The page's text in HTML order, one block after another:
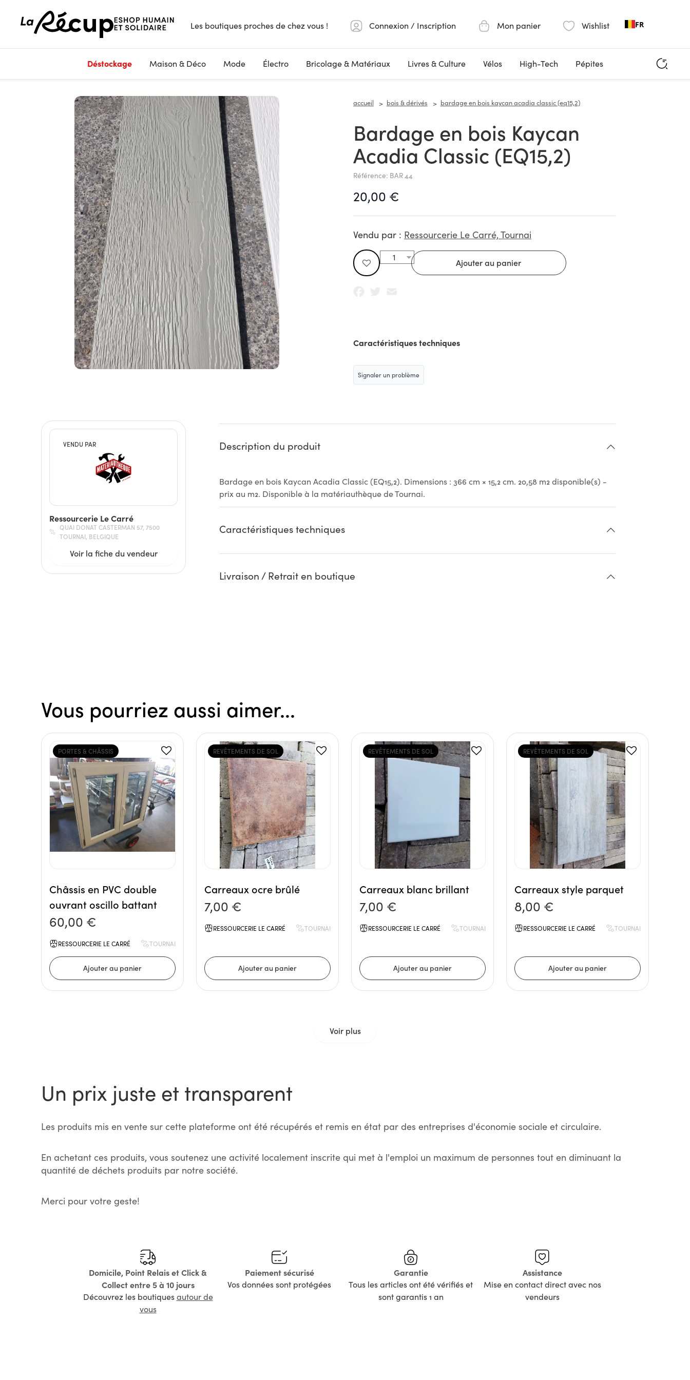
Les boutiques proches de chez vous ! Connexion / Inscription Mon panier Wishlist FR
Déstockage Maison & Déco Mode Électro Bricolage & Matériaux Livres & Culture Vélos High-Tech Pépites
accueil bois & dérivés bardage en bois kaycan acadia classic (eq15,2)
Bardage en bois Kaycan
Acadia Classic (EQ15,2)
Référence: BAR 44
20,00 €
Vendu par : Ressourcerie Le Carré, Tournai
Caractéristiques techniques
Signaler un problème
VENDU PAR
Ressourcerie Le Carré
QUAI DONAT CASTERMAN 57, 7500
TOURNAI, BELGIQUE
Voir la fiche du vendeur
Description du produit
Bardage en bois Kaycan Acadia Classic (EQ15,2). Dimensions : 366 cm × 15,2 cm. 20,58 m2 disponible(s) -
prix au m2. Disponible à la matériauthèque de Tournai.
Caractéristiques techniques
Livraison / Retrait en boutique
Vous pourriez aussi aimer...
PORTES & CHÂSSIS
Châssis en PVC double
ouvrant oscillo battant
60,00 €
RESSOURCERIE LE CARRÉ TOURNAI
REVÊTEMENTS DE SOL
Carreaux ocre brûlé
7,00 €
RESSOURCERIE LE CARRÉ TOURNAI
REVÊTEMENTS DE SOL
Carreaux blanc brillant
7,00 €
RESSOURCERIE LE CARRÉ TOURNAI
REVÊTEMENTS DE SOL
Carreaux style parquet
8,00 €
RESSOURCERIE LE CARRÉ TOURNAI
Voir plus
Un prix juste et transparent
Les produits mis en vente sur cette plateforme ont été récupérés et remis en état par des entreprises d'économie sociale et circulaire.
En achetant ces produits, vous soutenez une activité localement inscrite qui met à l'emploi un maximum de personnes tout en diminuant la
quantité de déchets produits par notre société.
Merci pour votre geste!
Domicile, Point Relais et Click &
Collect entre 5 à 10 jours
Découvrez les boutiquesautour de
vous
Paiement sécurisé
Vos données sont protégées
Garantie
Tous les articles ont été vérifiés et
sont garantis 1 an
Assistance
Mise en contact direct avec nos
vendeurs